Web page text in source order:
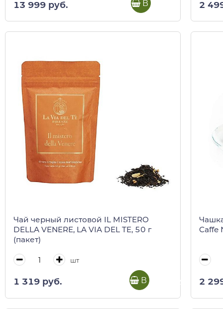
13 999 руб. В корзину 2
Чай черный листовой IL MISTERO
DELLA VENERE, LA VIA DEL TE, 50 г
(пакет)
шт
1 319 руб. В корзину
Caffe
2